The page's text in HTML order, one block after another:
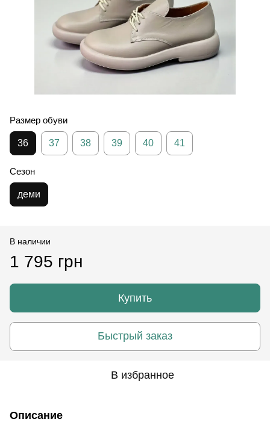
Размер обуви
36 37 38 39 40 41
Сезон
деми
В наличии
1 795 грн
Купить
Быстрый заказ
В избранное
Описание